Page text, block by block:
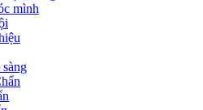
mình